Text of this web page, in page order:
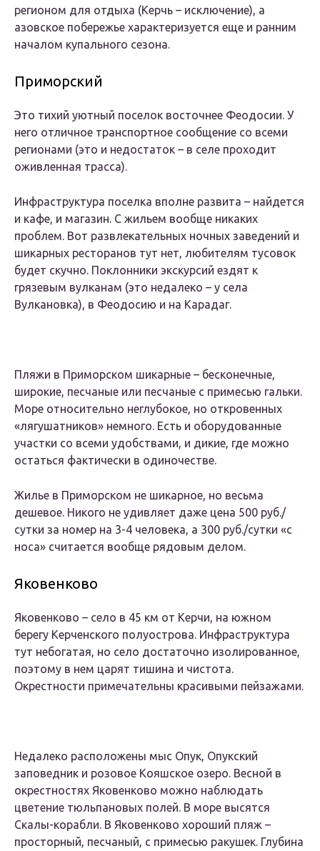
регионом для отдыха (Керчь – исключение), а
азовское побережье характеризуется еще и ранним
началом купального сезона.
Приморский
Это тихий уютный поселок восточнее Феодосии. У
него отличное транспортное сообщение со всеми
регионами (это и недостаток – в селе проходит
оживленная трасса).
Инфраструктура поселка вполне развита – найдется
и кафе, и магазин. С жильем вообще никаких
проблем. Вот развлекательных ночных заведений и
шикарных ресторанов тут нет, любителям тусовок
будет скучно. Поклонники экскурсий ездят к
грязевым вулканам (это недалеко – у села
Вулкановка), в Феодосию и на Карадаг.
Пляжи в Приморском шикарные – бесконечные,
широкие, песчаные или песчаные с примесью гальки.
Море относительно неглубокое, но откровенных
«лягушатников» немного. Есть и оборудованные
участки со всеми удобствами, и дикие, где можно
остаться фактически в одиночестве.
Жилье в Приморском не шикарное, но весьма
дешевое. Никого не удивляет даже цена 500 руб./
сутки за номер на 3-4 человека, а 300 руб./сутки «с
носа» считается вообще рядовым делом.
Яковенково
Яковенково – село в 45 км от Керчи, на южном
берегу Керченского полуострова. Инфраструктура
тут небогатая, но село достаточно изолированное,
поэтому в нем царят тишина и чистота.
Окрестности примечательны красивыми пейзажами.
Недалеко расположены мыс Опук, Опукский
заповедник и розовое Кояшское озеро. Весной в
окрестностях Яковенково можно наблюдать
цветение тюльпановых полей. В море высятся
Скалы-корабли. В Яковенково хороший пляж –
просторный, песчаный, с примесью ракушек. Глубина